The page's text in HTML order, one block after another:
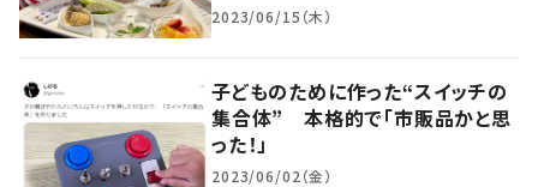
2023/06/15（木）
子どものために作った“スイッチの
集合体” 本格的で「市販品かと思
った！」
2023/06/02（金）